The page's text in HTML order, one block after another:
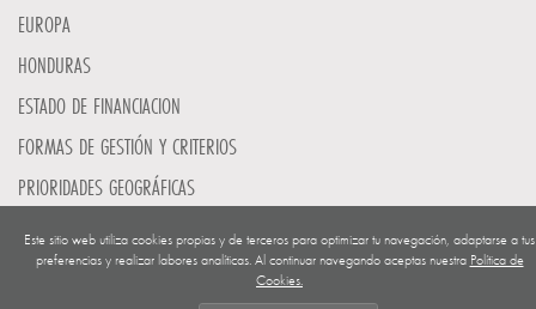
Este sitio web utiliza cookies propias y de terceros para optimizar tu navegación, adaptarse a tus
preferencias y realizar labores analíticas. Al continuar navegando aceptas nuestra Política de
Cookies.
EUROPA
HONDURAS
ESTADO DE FINANCIACION
FORMAS DE GESTIÓN Y CRITERIOS
PRIORIDADES GEOGRÁFICAS
SAHARA